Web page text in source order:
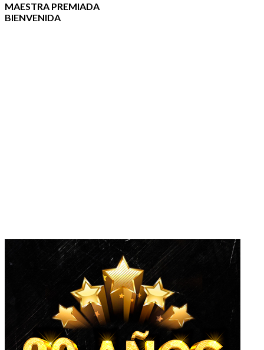
MAESTRA PREMIADA
BIENVENIDA